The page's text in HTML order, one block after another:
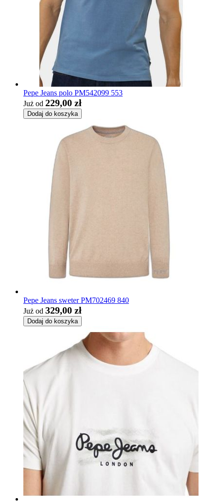
Pepe Jeans polo PM542099 553
Już od 229,00 zł
Dodaj do koszyka
Pepe Jeans sweter PM702469 840
Już od 329,00 zł
Dodaj do koszyka